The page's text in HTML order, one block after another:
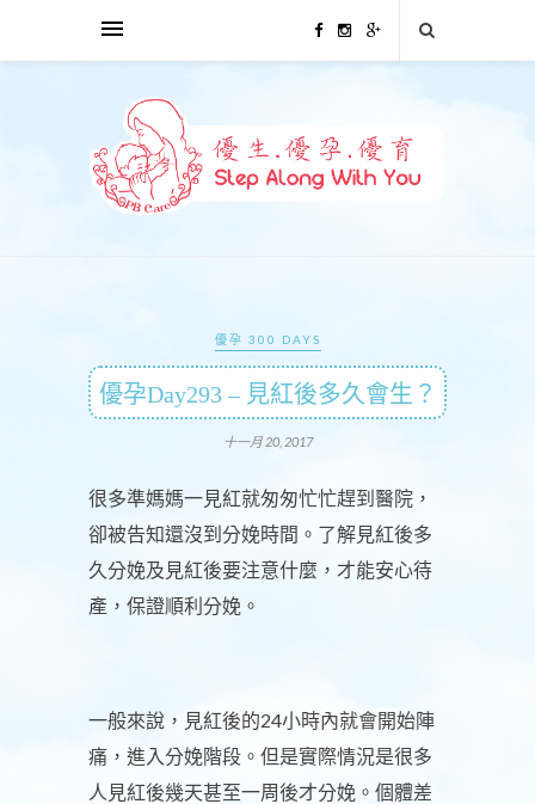
優孕 300 DAYS
優孕Day293 – 見紅後多久會生？
十一月 20, 2017
很多準媽媽一見紅就匆匆忙忙趕到醫院，
卻被告知還沒到分娩時間。了解見紅後多
久分娩及見紅後要注意什麼，才能安心待
產，保證順利分娩。
一般來說，見紅後的24小時內就會開始陣
痛，進入分娩階段。但是實際情況是很多
人見紅後幾天甚至一周後才分娩。個體差